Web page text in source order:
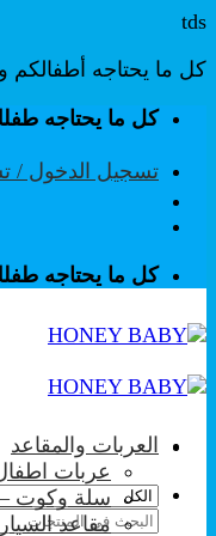
tds
كل ما يحتاجه أطفالكم
تخطيكل ما يحتاجه
تسجيل الدخول /
كل ما يحتاجه
البحث
العربات والمقاعد
عربات
سلة وكوت –
مقاعد